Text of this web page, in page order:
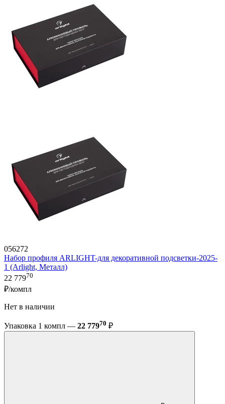
056272
Набор профиля ARLIGHT-для декоративной подсветки-2025-
1 (Arlight, Металл)
22 77970
₽/компл
Нет в наличии
Упаковка 1 компл — 22 77970 ₽